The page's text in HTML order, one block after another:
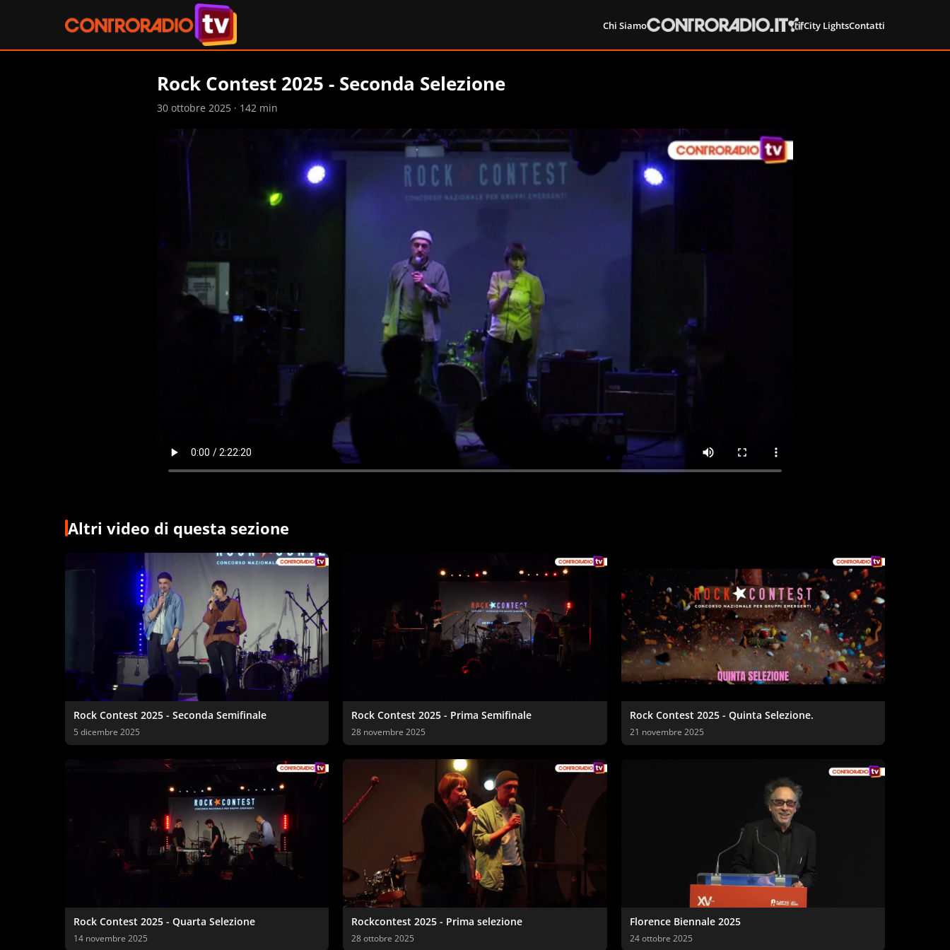
Chi Siamo City LightsContatti
Rock Contest 2025 - Seconda Selezione
30 ottobre 2025 · 142 min
Altri video di questa sezione
Rock Contest 2025 - Seconda Semifinale
5 dicembre 2025
Rock Contest 2025 - Prima Semifinale
28 novembre 2025
Rock Contest 2025 - Quinta Selezione.
21 novembre 2025
Rock Contest 2025 - Quarta Selezione
14 novembre 2025
Rockcontest 2025 - Prima selezione
28 ottobre 2025
Florence Biennale 2025
24 ottobre 2025